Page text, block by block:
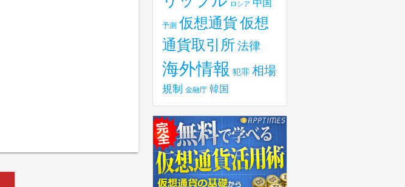
ロシア 中国
予測 仮想通貨仮想
通貨取引所 法律
海外情報 犯罪 相場
規制 金融庁 韓国